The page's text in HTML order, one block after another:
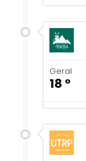
Geral
18 º